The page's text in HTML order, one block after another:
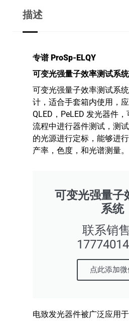
描述
专谱 ProSp-ELQY
可变光强量子效率测试系统
可变光强量子效率测试系
计，适合手套箱内使用，应
QLED，PeLED 发光器件
流程中进行器件测试，测
的光源进行定标，能够进
产率，色度，和光谱测量。
可变光强量子
系统
联系销
点此添加
电致发光器件被广泛应用